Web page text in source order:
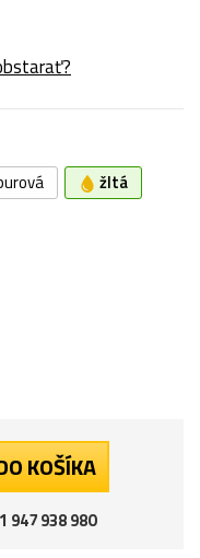
žltá
KOŠÍKA
947 938 980